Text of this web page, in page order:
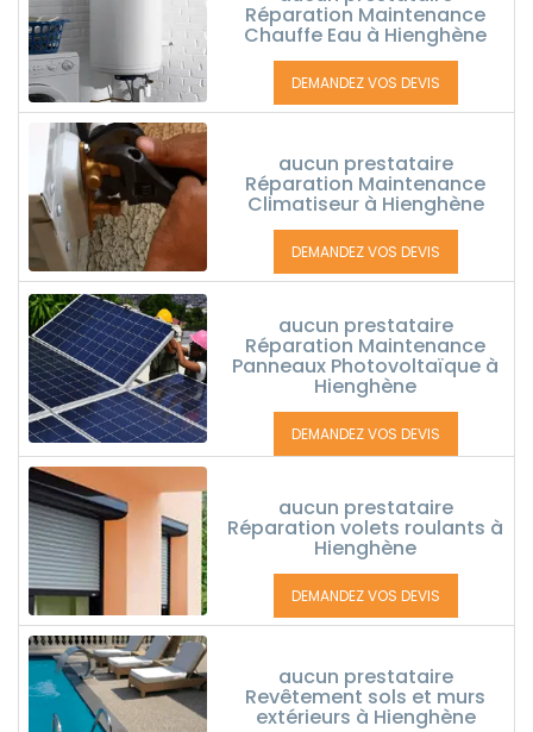
Réparation Maintenance
Chauffe Eau à Hienghène
DEMANDEZ VOS DEVIS
aucun prestataire
Réparation Maintenance
Climatiseur à Hienghène
DEMANDEZ VOS DEVIS
aucun prestataire
Réparation Maintenance
Panneaux Photovoltaïque à
Hienghène
DEMANDEZ VOS DEVIS
aucun prestataire
Réparation volets roulants à
Hienghène
DEMANDEZ VOS DEVIS
aucun prestataire
Revêtement sols et murs
extérieurs à Hienghène